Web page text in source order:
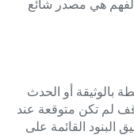
هي مصدر شائع
بالوثيقة أو الحدث
لم تكن متوقعة عند
البنود القائمة على